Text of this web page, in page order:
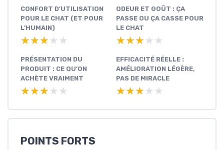
CONFORT D’UTILISATION
POUR LE CHAT (ET POUR
L’HUMAIN)
★★★★★
★★★★★
ODEUR ET GOÛT : ÇA
PASSE OU ÇA CASSE POUR
LE CHAT
★★★★★
★★★★★
PRÉSENTATION DU
PRODUIT : CE QU’ON
ACHÈTE VRAIMENT
★★★★★
★★★★★
EFFICACITÉ RÉELLE :
AMÉLIORATION LÉGÈRE,
PAS DE MIRACLE
★★★★★
★★★★★
POINTS FORTS